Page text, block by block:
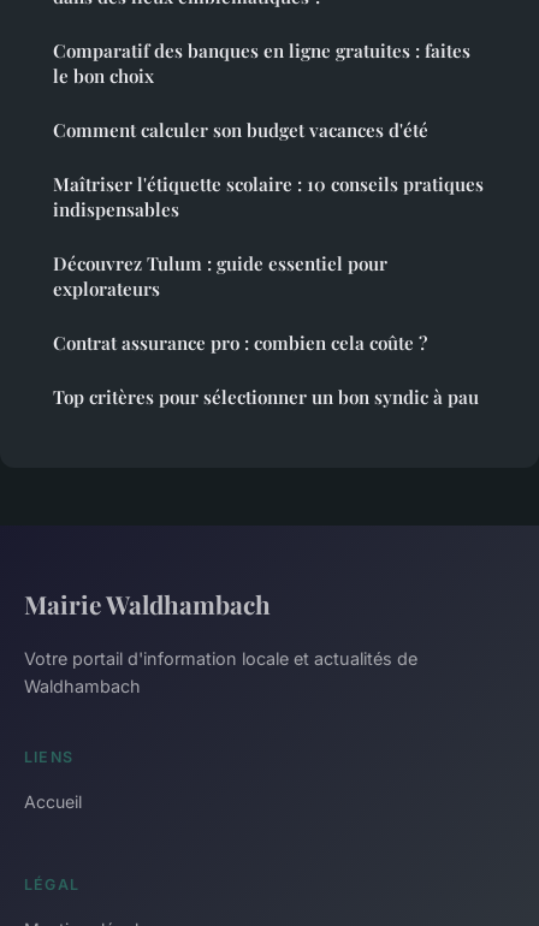
Comparatif des banques en ligne gratuites : faites
le bon choix
Comment calculer son budget vacances d'été
Maîtriser l'étiquette scolaire : 10 conseils pratiques
indispensables
Découvrez Tulum : guide essentiel pour
explorateurs
Contrat assurance pro : combien cela coûte ?
Top critères pour sélectionner un bon syndic à pau
Mairie Waldhambach
Votre portail d'information locale et actualités de
Waldhambach
LIENS
Accueil
LÉGAL